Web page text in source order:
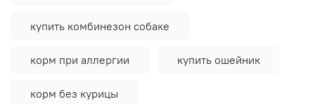
купить комбинезон собаке
корм при аллергии купить ошейник
корм без курицы